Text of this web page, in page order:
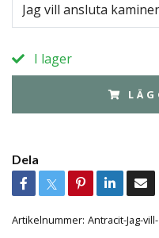
Jag vill ansluta
I lager
Dela
Artikelnummer: Antracit-Jag-